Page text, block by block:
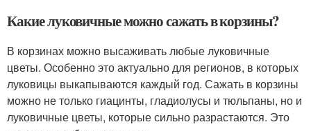
Какие луковичные можно сажать в корзины?
В корзинах можно высаживать любые луковичные
цветы. Особенно это актуально для регионов, в которых
луковицы выкапываются каждый год. Сажать в корзины
можно не только гиацинты, гладиолусы и тюльпаны, но и
луковичные цветы, которые сильно разрастаются. Это